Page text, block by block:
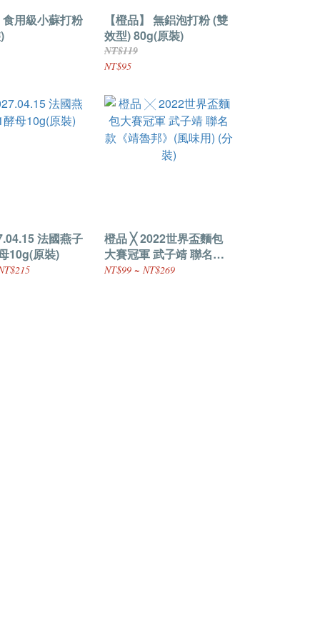
用級小蘇打粉
【橙品】 無鋁泡打粉 (雙
效型) 80g(原裝)
NT$119
NT$95
法國燕子
10g(原裝)
橙品 ╳ 2022世界盃麵包
大賽冠軍 武子靖 聯名款
《靖魯邦》(風味用) (分
NT$99 ~ NT$269